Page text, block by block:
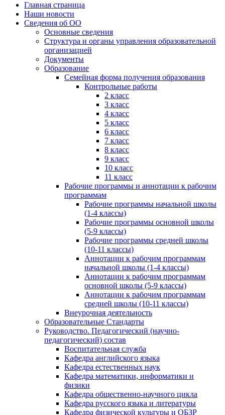
Главная страница
Наши новости
Сведения об ОО
Основные сведения
Структура и органы управления образовательной
организацией
Документы
Образование
Семейная форма получения образования
Контрольные работы
2 класс
3 класс
4 класс
5 класс
6 класс
7 класс
8 класс
9 класс
10 класс
11 класс
Рабочие программы и аннотации к рабочим
программам
Рабочие программы начальной школы
(1-4 классы)
Рабочие программы основной школы
(5-9 классы)
Рабочие программы средней школы
(10-11 классы)
Аннотации к рабочим программам
начальной школы (1-4 классы)
Аннотации к рабочим программам
основной школы (5-9 классы)
Аннотации к рабочим программам
средней школы (10-11 классы)
Внеурочная деятельность
Образовательные Стандарты
Руководство. Педагогический (научно-
педагогический) состав
Воспитательная служба
Кафедра английского языка
Кафедра естественных наук
Кафедра математики, информатики и
физики
Кафедра общественно-научного цикла
Кафедра русского языка и литературы
Кафедра физической культуры и ОБЗР